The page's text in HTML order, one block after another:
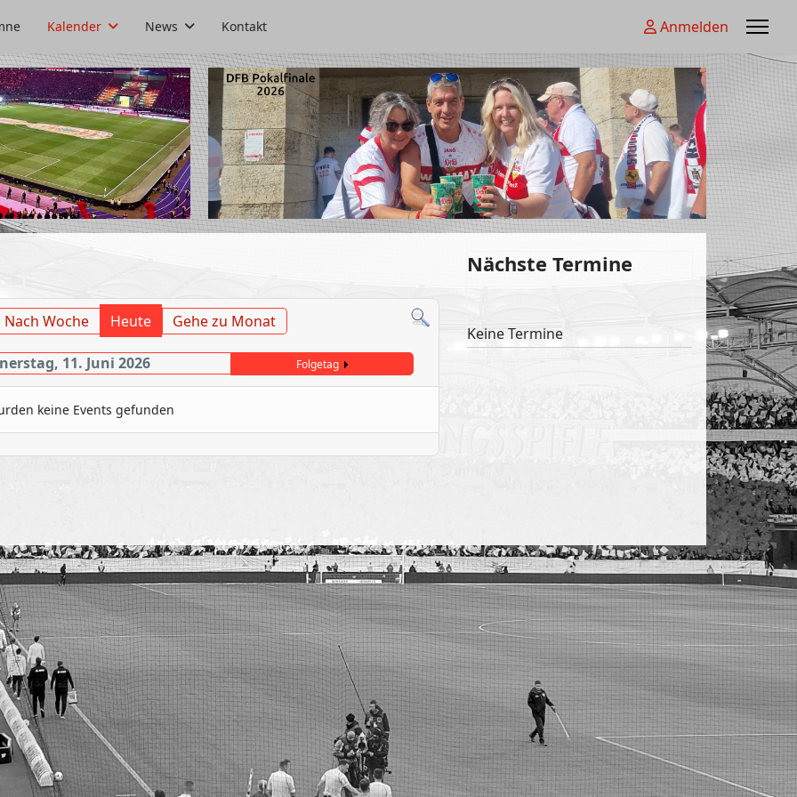
Kalender News Kontakt Anmelden
Nach Woche Heute Gehe zu Monat
11. Juni 2026 Folgetag
keine Events gefunden
Nächste Termine
Keine Termine